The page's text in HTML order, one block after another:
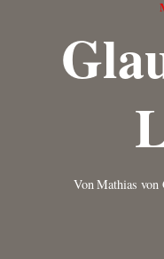
VonMathias von